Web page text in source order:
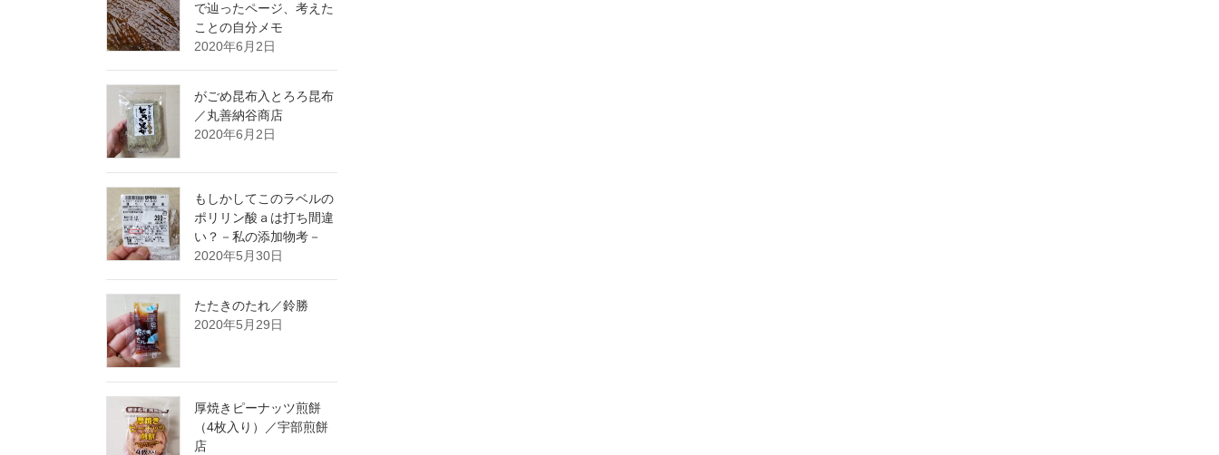
で辿ったページ、考えた
ことの自分メモ
2020年6月2日
がごめ昆布入とろろ昆布
／丸善納谷商店
2020年6月2日
もしかしてこのラベルの
ポリリン酸ａは打ち間違
い？－私の添加物考－
2020年5月30日
たたきのたれ／鈴勝
2020年5月29日
厚焼きピーナッツ煎餅
（4枚入り）／宇部煎餅
店